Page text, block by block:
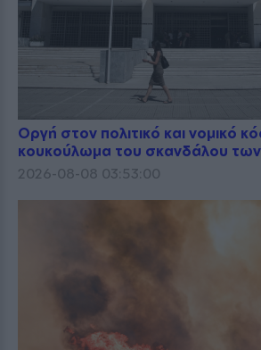
Οργή στον πολιτικό και νομικό
κουκούλωμα του σκανδάλου
2026-08-08 03:53:00